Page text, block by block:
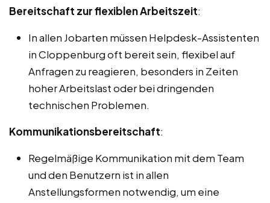
Bereitschaft zur flexiblen Arbeitszeit:
In allen Jobarten müssen Helpdesk-Assistenten
in Cloppenburg oft bereit sein, flexibel auf
Anfragen zu reagieren, besonders in Zeiten
hoher Arbeitslast oder bei dringenden
technischen Problemen.
Kommunikationsbereitschaft:
Regelmäßige Kommunikation mit dem Team
und den Benutzern ist in allen
Anstellungsformen notwendig, um eine